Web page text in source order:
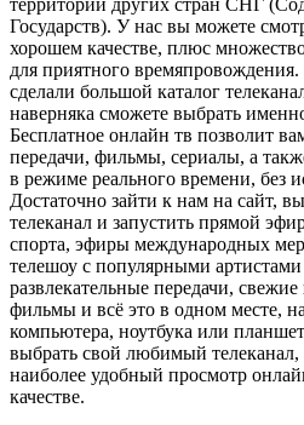
Государств). У нас вы можете
хорошем качестве, плюс
для приятного
сделали большой каталог
наверняка сможете выбрать
Бесплатное онлайн тв позволит
передачи, фильмы, сериалы, а
в режиме реального времени, без
Достаточно зайти к нам на сайт,
телеканал и запустить прямой
спорта, эфиры международных
телешоу с популярными
развлекательные передачи,
фильмы и всё это в одном месте,
компьютера, ноутбука или
выбрать свой любимый
наиболее удобный просмотр
качестве.